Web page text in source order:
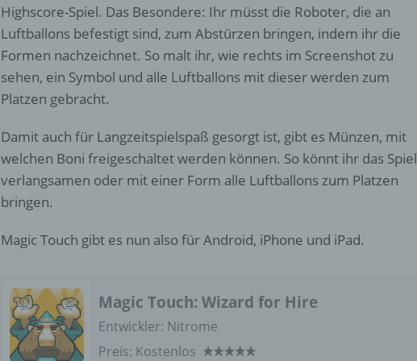
Highscore-Spiel. Das Besondere: Ihr müsst die Roboter, die an
Luftballons befestigt sind, zum Abstürzen bringen, indem ihr die
Formen nachzeichnet. So malt ihr, wie rechts im Screenshot zu
sehen, ein Symbol und alle Luftballons mit dieser werden zum
Platzen gebracht.
Damit auch für Langzeitspielspaß gesorgt ist, gibt es Münzen, mit
welchen Boni freigeschaltet werden können. So könnt ihr das Spiel
verlangsamen oder mit einer Form alle Luftballons zum Platzen
bringen.
Magic Touch gibt es nun also für Android, iPhone und iPad.
Magic Touch: Wizard for Hire
Entwickler: Nitrome
Preis: Kostenlos
Einschränkung der Verarbeitung ist die Markierung gespeicherter
personenbezogener Daten mit dem Ziel, ihre künftige Verarbeitung
einzuschränken.
e) Profiling
Profiling ist jede Art der automatisierten Verarbeitung
personenbezogener Daten, die darin besteht, dass diese
personenbezogenen Daten verwendet werden, um bestimmte
zu bewerten, insbesondere, um Aspekte bezüglich Arbeitsleistung,
wirtschaftlicher Lage, Gesundheit, persönlicher Vorlieben, Interessen,
f) Pseudonymisierung